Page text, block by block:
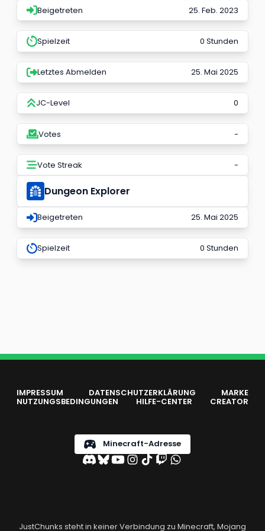
Beigetreten 25. Feb. 2023
Spielzeit 0 Stunden
Letztes Abmelden 25. Mai 2025
JC-Level 0
Votes -
Vote Streak -
Dungeon Explorer
Beigetreten 25. Mai 2025
Spielzeit 0 Stunden
IMPRESSUM DATENSCHUTZERKLÄRUNG MARKE
NUTZUNGSBEDINGUNGEN HILFE-CENTER CREATOR
Minecraft-Adresse
JustChunks steht in keiner Verbindung zu Minecraft, Mojang